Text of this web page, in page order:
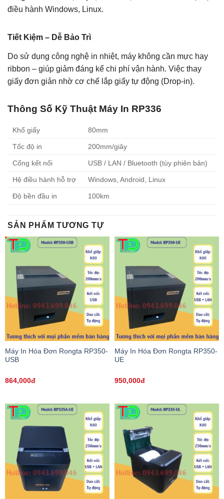
điều hành Windows, Linux.
Tiết Kiệm – Dễ Bảo Trì
Do sử dụng công nghệ in nhiệt, máy không cần mực hay
ribbon – giúp giảm đáng kể chi phí vận hành. Việc thay
giấy đơn giản nhờ cơ chế lắp giấy tự động (Drop-in).
Thông Số Kỹ Thuật Máy In RP336
Khổ giấy 80mm
Tốc độ in 200mm/giây
Cổng kết nối USB / LAN / Bluetooth (tùy phiên bản)
Hệ điều hành hỗ trợ Windows, Android, Linux
Độ bền đầu in 100km
SẢN PHẨM TƯƠNG TỰ
Máy In Hóa Đơn Rongta RP350-
USB
864,000đ
Máy In Hóa Đơn Rongta RP350-
UE
950,000đ